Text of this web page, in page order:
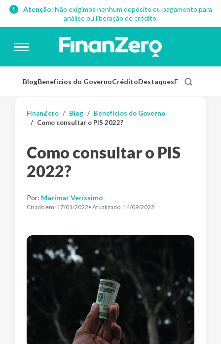
Atenção: Não exigimos nenhum depósito ou pagamento para
análise ou liberação de crédito.
BlogBenefícios do GovernoCréditoDestaquesFinanças
FinanZero Blog
Benefícios do Governo
Como consultar o PIS 2022?
Como consultar o PIS
2022?
Por: Marimar Veríssimo
Criado em: 17/01/2022• Atualizado: 14/09/2022